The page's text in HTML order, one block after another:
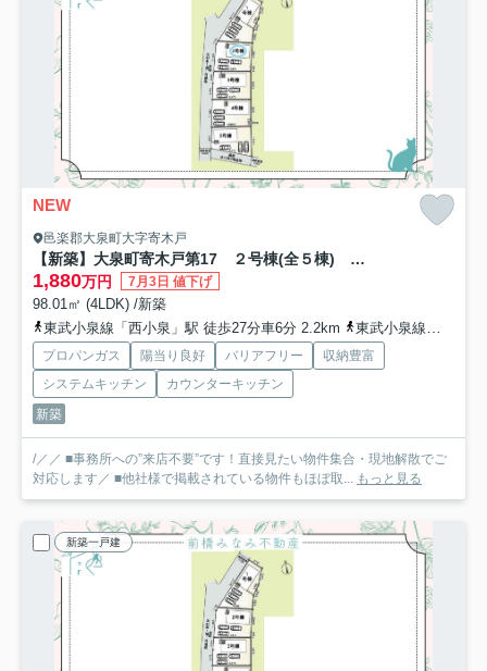
NEW
邑楽郡大泉町大字寄木戸
【新築】大泉町寄木戸第17 ２号棟(全５棟) クレイドルガーデン 新築建売分譲
1,880万円 7月3日 値下げ
98.01㎡ (4LDK) /新築
東武小泉線「西小泉」駅 徒歩27分車6分 2.2km
東武小泉線「小泉町」駅 徒歩43分
プロパンガス 陽当り良好 バリアフリー
収納豊富
システムキッチン
カウンターキッチン
新築
/／／ ■事務所への”来店不要”です！直接見たい物件集合・現地解散でご
対応します／ ■他社様で掲載されている物件もほぼ取... もっと見る
新築一戸建